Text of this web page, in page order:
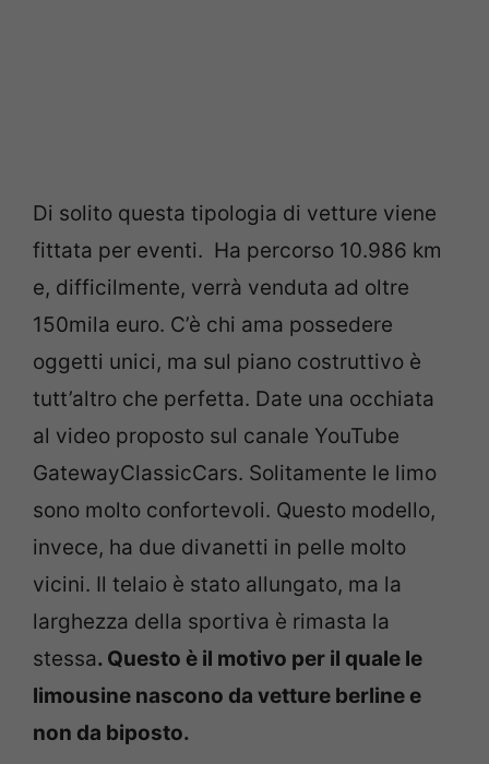
Di solito questa tipologia di vetture viene
fittata per eventi. Ha percorso 10.986 km
e, difficilmente, verrà venduta ad oltre
150mila euro. C’è chi ama possedere
oggetti unici, ma sul piano costruttivo è
tutt’altro che perfetta. Date una occhiata
al video proposto sul canale YouTube
GatewayClassicCars. Solitamente le limo
sono molto confortevoli. Questo modello,
invece, ha due divanetti in pelle molto
vicini. Il telaio è stato allungato, ma la
larghezza della sportiva è rimasta la
stessa. Questo è il motivo per il quale le
limousine nascono da vetture berline e
non da biposto.